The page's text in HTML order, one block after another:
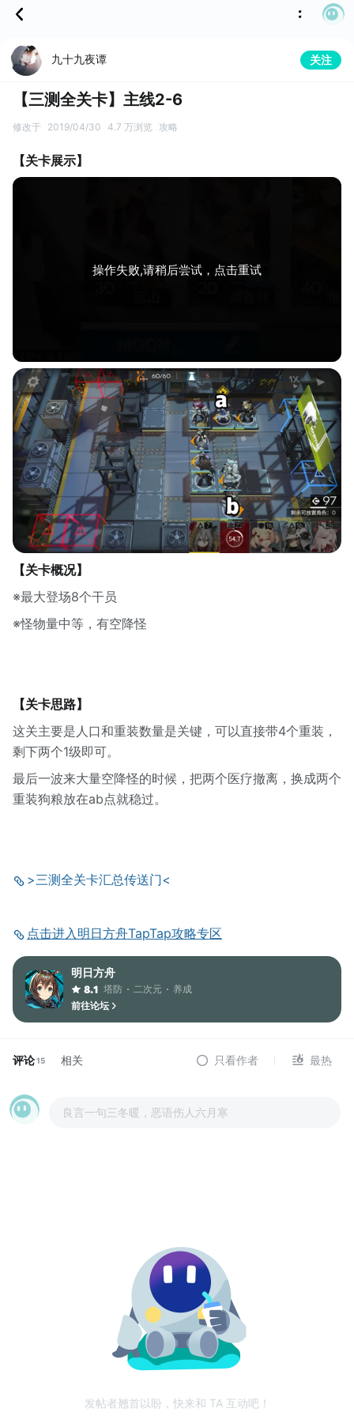
九十九夜谭 关注
【三测全关卡】主线2-6
修改于 2019/04/30 4.7 万浏览 攻略
【关卡展示】
操作失败,请稍后尝试，点击重试
【关卡概况】
※最大登场8个干员
※怪物量中等，有空降怪
【关卡思路】
这关主要是人口和重装数量是关键，可以直接带4个重装，
剩下两个1级即可。
最后一波来大量空降怪的时候，把两个医疗撤离，换成两个
重装狗粮放在ab点就稳过。
>三测全关卡汇总传送门<
点击进入明日方舟TapTap攻略专区
明日方舟
8.1 塔防 二次元
养成
前往论坛
评论15 相关 只看作者 最热
良言一句三冬暖，恶语伤人六月寒
发帖者翘首以盼，快来和 TA 互动吧！